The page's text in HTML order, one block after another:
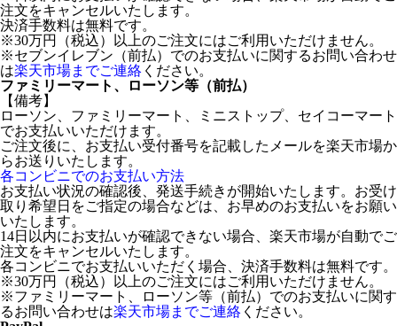
注文をキャンセルいたします。
決済手数料は無料です。
※30万円（税込）以上のご注文にはご利用いただけません。
※セブンイレブン（前払）でのお支払いに関するお問い合わせ
は楽天市場までご連絡 ください。
ファミリーマート、ローソン等（前払）
【備考】
ローソン、ファミリーマート、ミニストップ、セイコーマート
でお支払いいただけます。
ご注文後に、お支払い受付番号を記載したメールを楽天市場か
らお送りいたします。
各コンビニでのお支払い方法
お支払い状況の確認後、発送手続きが開始いたします。お受け
取り希望日をご指定の場合などは、お早めのお支払いをお願い
いたします。
14日以内にお支払いが確認できない場合、楽天市場が自動でご
注文をキャンセルいたします。
各コンビニでお支払いいただく場合、決済手数料は無料です。
※30万円（税込）以上のご注文にはご利用いただけません。
※ファミリーマート、ローソン等（前払）でのお支払いに関す
るお問い合わせは楽天市場までご連絡 ください。